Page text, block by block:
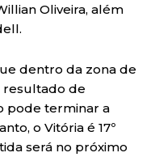
Oliveira, além
dentro da zona de
resultado de
pode terminar a
o Vitória é 17º
será no próximo